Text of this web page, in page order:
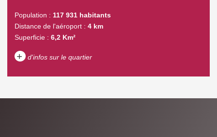
Population : 117 931 habitants
Distance de l'aéroport : 4 km
Superficie : 6,2 Km²
+ d'infos sur le quartier